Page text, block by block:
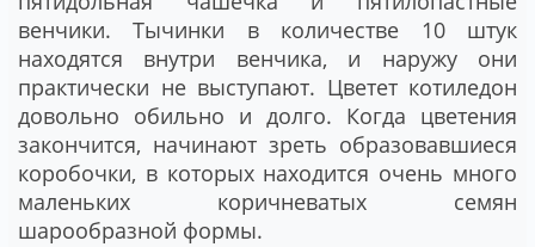
венчики. Тычинки в количестве 10 штук
находятся внутри венчика, и наружу они
практически не выступают. Цветет котиледон
довольно обильно и долго. Когда цветения
закончится, начинают зреть образовавшиеся
коробочки, в которых находится очень много
маленьких коричневатых семян
шарообразной формы.